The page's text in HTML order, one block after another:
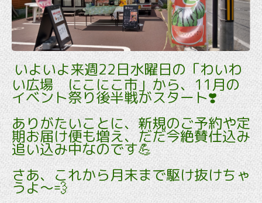
いよいよ来週22日水曜日の「わいわ
い広場 にこにこ市」から、11月の
イベント祭り後半戦がスタート❣️
ありがたいことに、新規のご予約や定
期お届け便も増え、だだ今絶賛仕込み
追い込み中なのです💪
さあ、これから月末まで駆け抜けちゃ
うよ〜💨